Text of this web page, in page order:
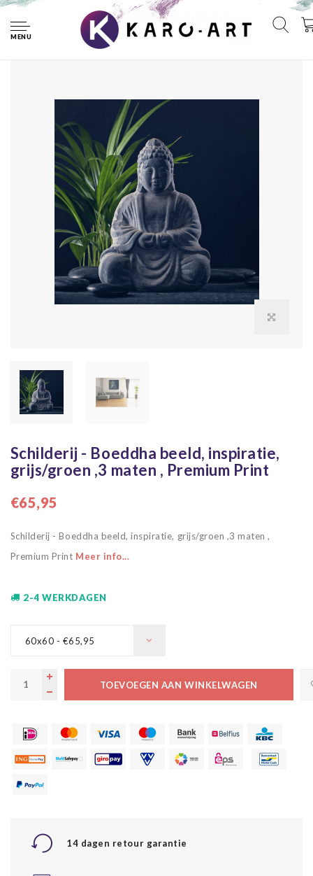
MENU
Schilderij - Boeddha beeld, inspiratie, grijs/groen ,3 maten ,
Premium Print
Schilderij - Boeddha beeld, inspiratie,
grijs/groen ,3 maten , Premium Print
€65,95
Schilderij - Boeddha beeld, inspiratie, grijs/groen ,3 maten ,
Premium Print Meer info...
2-4 WERKDAGEN
60x60 - €65,95
TOEVOEGEN AAN WINKELWAGEN
14 dagen retour garantie